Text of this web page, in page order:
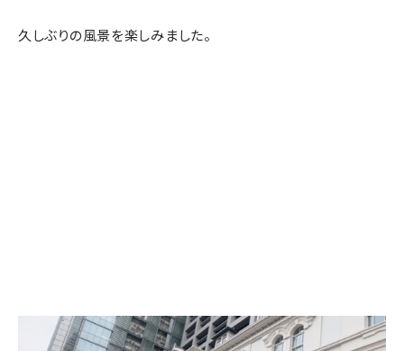
久しぶりの風景を楽しみました。